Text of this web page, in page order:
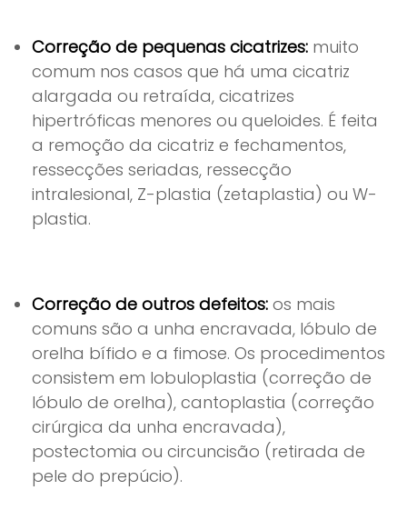
Correção de pequenas cicatrizes: muito
comum nos casos que há uma cicatriz
alargada ou retraída, cicatrizes
hipertróficas menores ou queloides. É feita
a remoção da cicatriz e fechamentos,
ressecções seriadas, ressecção
intralesional, Z-plastia (zetaplastia) ou W-
plastia.
Correção de outros defeitos: os mais
comuns são a unha encravada, lóbulo de
orelha bífido e a fimose. Os procedimentos
consistem em lobuloplastia (correção de
lóbulo de orelha), cantoplastia (correção
cirúrgica da unha encravada),
postectomia ou circuncisão (retirada de
pele do prepúcio).